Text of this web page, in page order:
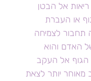
אל הבטן
או העברת
תחבור לצמיחה
האדם והוא
אל העקב
יותר לצאת